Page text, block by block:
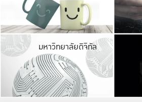
มหาวิทยาลัยดิจิทัล